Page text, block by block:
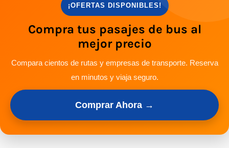
¡OFERTAS DISPONIBLES!
Compra tus pasajes de bus al
mejor precio
Compara cientos de rutas y empresas de transporte. Reserva
en minutos y viaja seguro.
Comprar Ahora →